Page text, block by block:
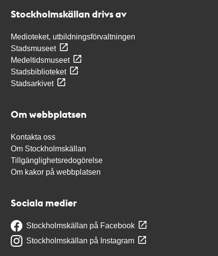
Stockholmskällan drivs av
Medioteket, utbildningsförvaltningen
Stadsmuseet
Medeltidsmuseet
Stadsbiblioteket
Stadsarkivet
Om webbplatsen
Kontakta oss
Om Stockholmskällan
Tillgänglighetsredogörelse
Om kakor på webbplatsen
Sociala medier
Stockholmskällan på Facebook
Stockholmskällan på Instagram